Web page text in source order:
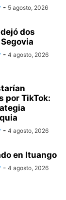
- 5 agosto, 2026
dos
- 4 agosto, 2026
por TikTok:
- 4 agosto, 2026
en Ituango
- 4 agosto, 2026